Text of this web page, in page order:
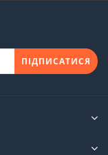
ПІДПИСАТИСЯ